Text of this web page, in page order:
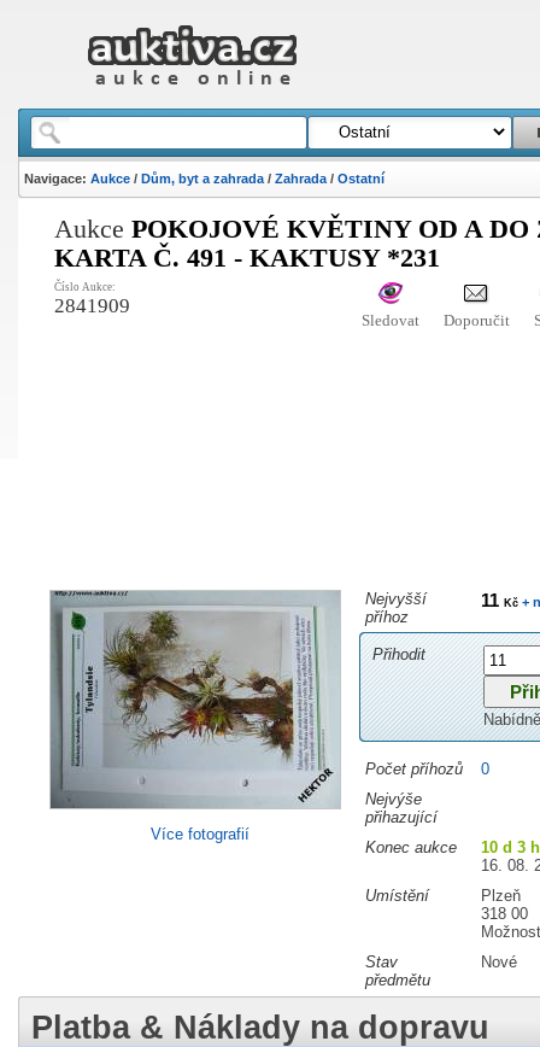
Navigace: Aukce/ Dům, byt a zahrada/ Zahrada/ Ostatní
Aukce POKOJOVÉ KVĚTINY OD A DO
KARTA Č. 491 - KAKTUSY *231
Číslo Aukce:
2841909
Sledovat Doporučit
Více fotografií
Nejvyšší
příhoz
11 Kč+
Přihodit
Počet příhozů
0
Nejvýše
přihazující
Konec aukce
10 d 3
16. 08.
Umístění
Plzeň
318 00
Stav
předmětu
Nové
Platba & Náklady na dopravu